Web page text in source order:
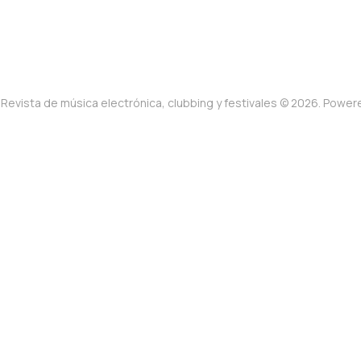
de música electrónica, clubbing y festivales © 2026.